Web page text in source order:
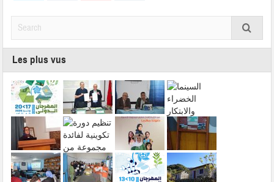
Les plus vus